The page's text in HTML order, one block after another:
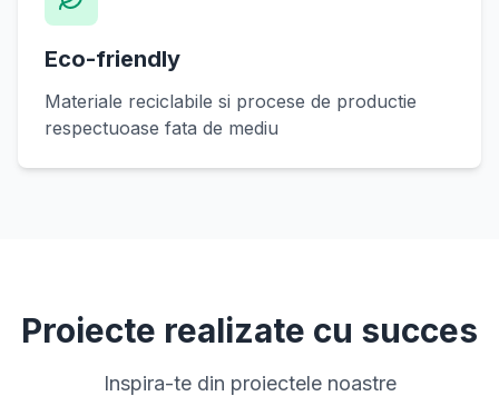
Eco-friendly
Materiale reciclabile si procese de productie
respectuoase fata de mediu
Proiecte realizate cu succes
Inspira-te din proiectele noastre